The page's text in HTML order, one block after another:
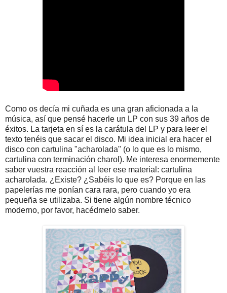
Como os decía mi cuñada es una gran aficionada a la
música, así que pensé hacerle un LP con sus 39 años de
éxitos. La tarjeta en sí es la carátula del LP y para leer el
texto tenéis que sacar el disco. Mi idea inicial era hacer el
disco con cartulina "acharolada" (o lo que es lo mismo,
cartulina con terminación charol). Me interesa enormemente
saber vuestra reacción al leer ese material: cartulina
acharolada. ¿Existe? ¿Sabéis lo que es? Porque en las
papelerías me ponían cara rara, pero cuando yo era
pequeña se utilizaba. Si tiene algún nombre técnico
moderno, por favor, hacédmelo saber.